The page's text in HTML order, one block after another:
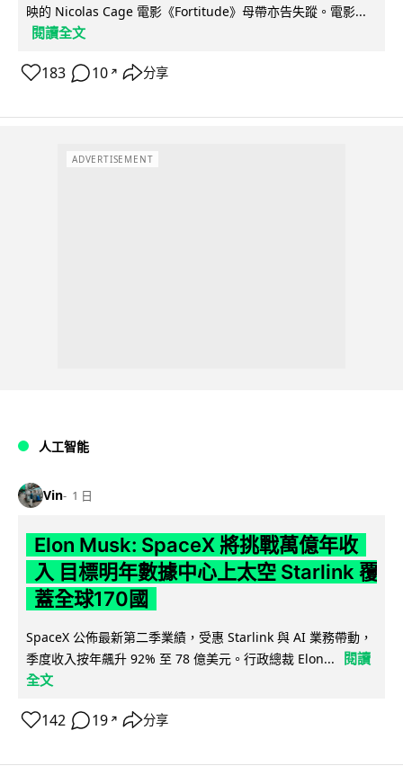
映的 Nicolas Cage 電影《Fortitude》母帶亦告失蹤。電影...
閱讀全文
183 10 ↗ 分享
ADVERTISEMENT
人工智能
Vin 1 日
Elon Musk: SpaceX 將挑戰萬億年收
入 目標明年數據中心上太空 Starlink 覆
蓋全球170國
SpaceX 公佈最新第二季業績，受惠 Starlink 與 AI 業務帶動，
季度收入按年飆升 92% 至 78 億美元。行政總裁 Elon...
閱讀
全文
142 19 ↗ 分享